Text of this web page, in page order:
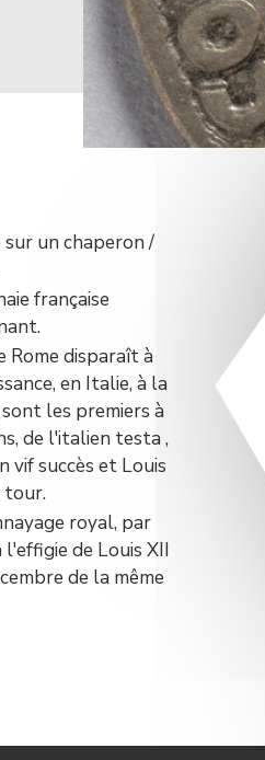
un chaperon /
française
Rome disparaît à
en Italie, à la
les premiers à
de l'italien testa ,
vif succès et Louis
tour.
royal, par
de Louis XII
de la même